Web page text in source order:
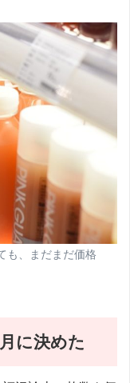
も、まだまだ価格
に決めた